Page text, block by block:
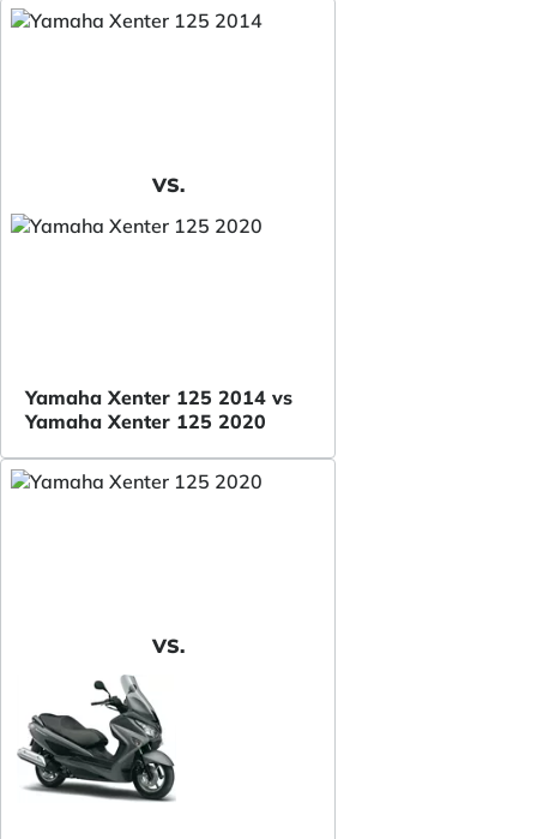
VS.
Yamaha Xenter 125 2014 vs
Yamaha Xenter 125 2020
VS.